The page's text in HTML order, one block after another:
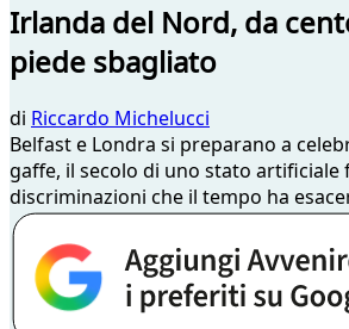
Irlanda del Nord, da
piede sbagliato
di Riccardo Michelucci
Belfast e Londra si preparano a
gaffe, il secolo di uno stato artificiale
discriminazioni che il tempo ha